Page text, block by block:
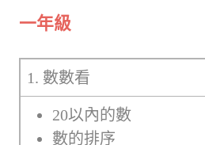
一年級
1. 數數看
20以內的數
數的排序